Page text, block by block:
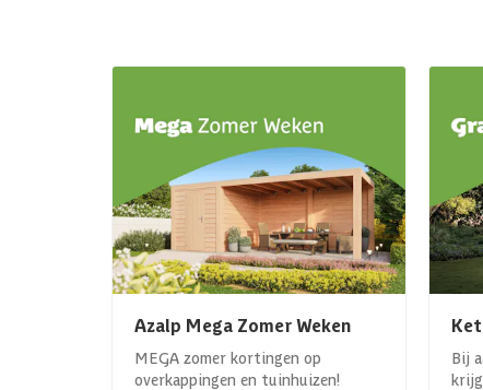
Azalp Mega Zomer Weken
MEGA zomer kortingen op
overkappingen en tuinhuizen!
Bij